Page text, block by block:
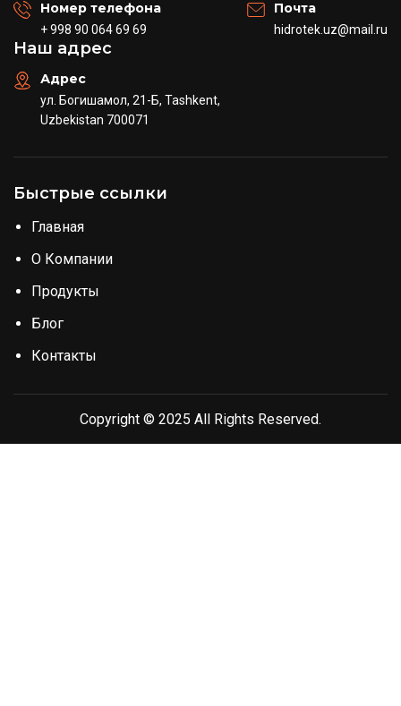
Номер телефона
+ 998 90 064 69 69
Почта
hidrotek.uz@mail.ru
Наш адрес
Адрес
ул. Богишамол, 21-Б, Tashkent,
Uzbekistan 700071
Быстрые ссылки
Главная
О Компании
Продукты
Блог
Контакты
Copyright © 2025 All Rights Reserved.